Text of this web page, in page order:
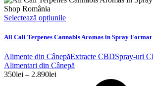
Selectează opțiunileAcest
are
multe
variații.
Opțiunile
All Cali Terpenes Cannabis Aromas in Spray Format
Alimente din CânepăExtracte CBDSpray-uri
Alimentari din Cânepă
350lei – 2.890lei